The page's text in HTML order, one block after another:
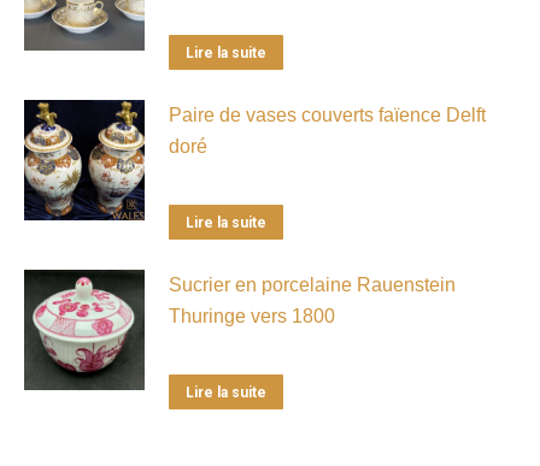
Lire la suite
Paire de vases couverts faïence Delft
doré
Lire la suite
Sucrier en porcelaine Rauenstein
Thuringe vers 1800
Lire la suite